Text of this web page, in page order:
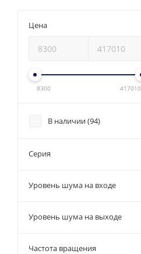
Цена
8300 417010
В наличии (94)
Серия
Уровень шума на входе
Уровень шума на выходе
Частота вращения